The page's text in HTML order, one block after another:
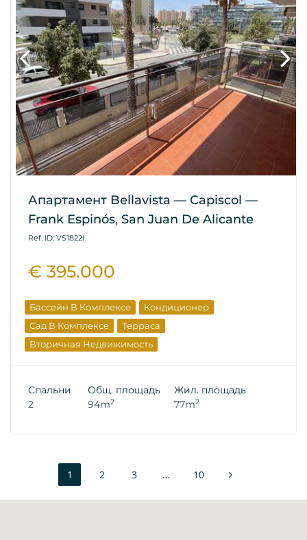
Апартамент Bellavista — Capiscol —
Frank Espinós, San Juan De Alicante
Ref. ID: VS1822I
€ 395.000
Бассейн В Комплексе
Кондиционер
Сад В Комплексе
Терраса
Вторичная Недвижимость
Спальни
2
Общ. площадь
94m2
Жил. площадь
77m2
1 2 3 … 10